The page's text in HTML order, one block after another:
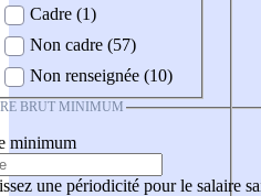
Cadre (1)
Non cadre (57)
Non renseignée (10)
BRUT MINIMUM
minimum
une périodicité pour le salaire